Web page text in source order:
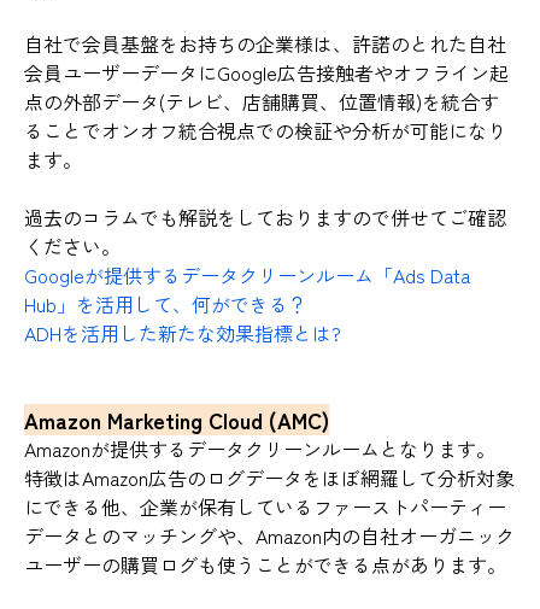
自社で会員基盤をお持ちの企業様は、許諾のとれた自社
会員ユーザーデータにGoogle広告接触者やオフライン起
点の外部データ(テレビ、店舗購買、位置情報)を統合す
ることでオンオフ統合視点での検証や分析が可能になり
ます。
過去のコラムでも解説をしておりますので併せてご確認
ください。
Googleが提供するデータクリーンルーム「Ads Data
Hub」を活用して、何ができる？
ADHを活用した新たな効果指標とは?
Amazon Marketing Cloud (AMC)
Amazonが提供するデータクリーンルームとなります。
特徴はAmazon広告のログデータをほぼ網羅して分析対象
にできる他、企業が保有しているファーストパーティー
データとのマッチングや、Amazon内の自社オーガニック
ユーザーの購買ログも使うことができる点があります。